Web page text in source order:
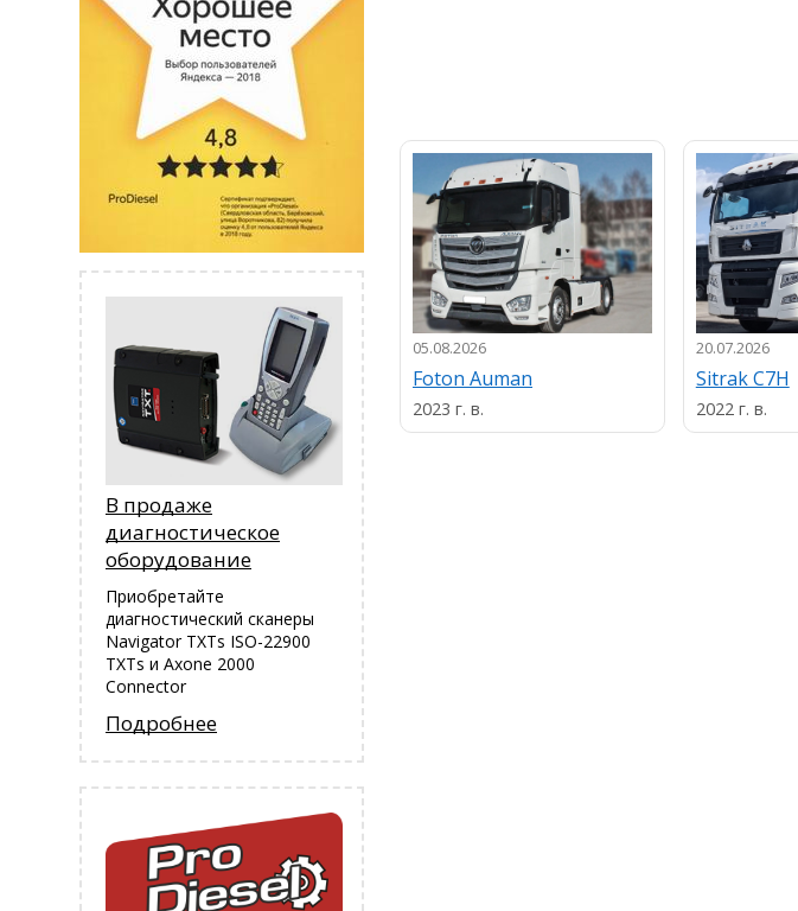
В продаже
диагностическое
оборудование
Приобретайте
диагностический сканеры
Navigator TXTs ISO-22900
TXTs и Аxone 2000
Connector
Подробнее
05.08.2026
Foton Auman
2023 г. в.
20.07.2026
Sitrak C7H
2022 г. в.